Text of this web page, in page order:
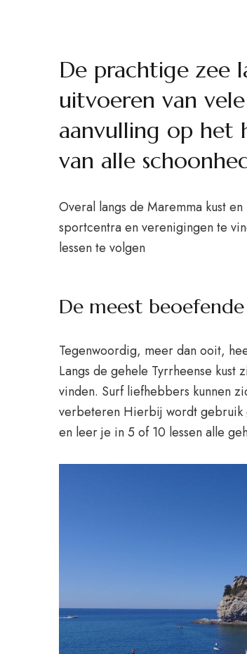
De prachtige zee
uitvoeren van
aanvulling op het
van alle
Overal langs de Maremma kust
sportcentra en verenigingen te
lessen te volgen
De meest
Tegenwoordig, meer dan ooit,
Langs de gehele Tyrrheense
vinden. Surf liefhebbers kunnen
verbeteren Hierbij wordt gebruik
en leer je in 5 of 10 lessen alle